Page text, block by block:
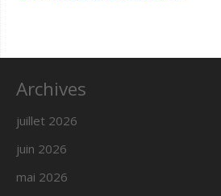
Archives
juillet 2026
juin 2026
mai 2026